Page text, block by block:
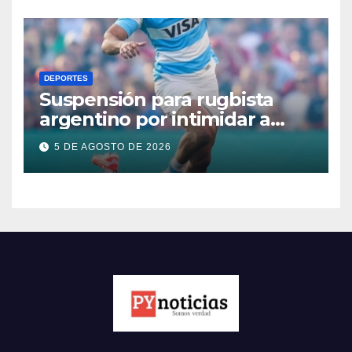
DEPORTES
Suspensión para rugbista
argentino por intimidar a
árbitro
5 DE AGOSTO DE 2026